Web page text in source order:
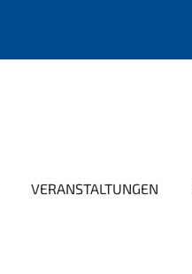
VERANSTALTUNGEN